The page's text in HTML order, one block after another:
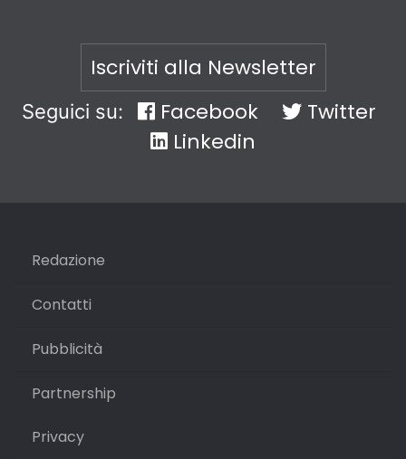
Iscriviti alla Newsletter
Seguici su: Facebook
Twitter
Linkedin
Redazione
Contatti
Pubblicità
Partnership
Privacy